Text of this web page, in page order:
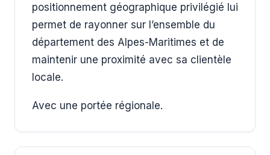
positionnement géographique privilégié lui
permet de rayonner sur l’ensemble du
département des Alpes-Maritimes et de
maintenir une proximité avec sa clientèle
locale.
Avec une portée régionale.